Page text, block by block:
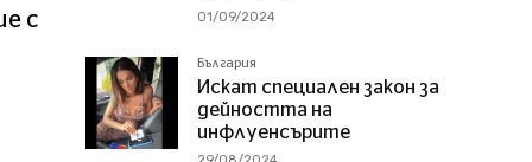
с
01/09/2024
България
Искат специален закон за
дейността на
инфлуенсърите